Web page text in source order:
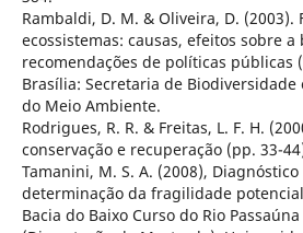
Rambaldi, D. M. & Oliveira, D. (2003).
ecossistemas: causas, efeitos sobre
recomendações de políticas públicas
Brasília: Secretaria de
do Meio Ambiente.
Rodrigues, R. R. & Freitas, L. F. H.
conservação e recuperação (pp. 33-
Tamanini, M. S. A. (2008),
determinação da fragilidade
Bacia do Baixo Curso do Rio